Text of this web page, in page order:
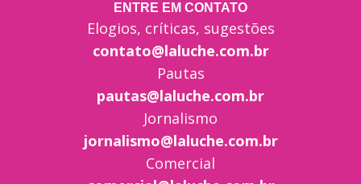
ENTRE EM CONTATO
Elogios, críticas, sugestões
contato@laluche.com.br
Pautas
pautas@laluche.com.br
Jornalismo
jornalismo@laluche.com.br
Comercial